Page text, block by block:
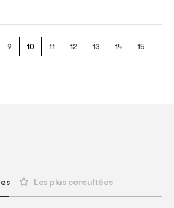
9 10 11 12 13 14 15
Les plus consultées